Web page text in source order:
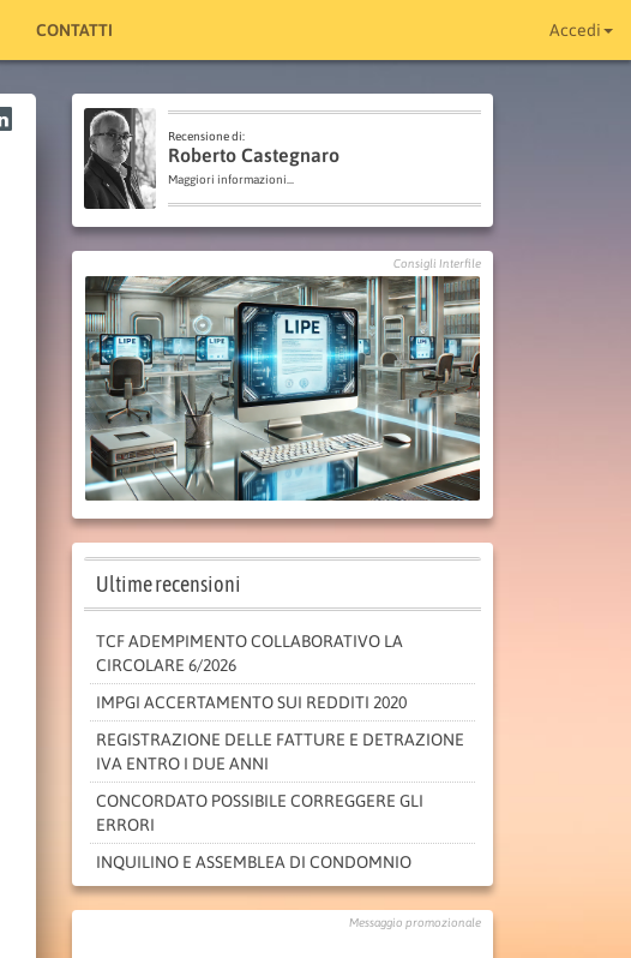
CONTATTI Accedi
Recensione di:
Roberto Castegnaro
Maggiori informazioni...
Consigli Interfile
Ultime recensioni
TCF ADEMPIMENTO COLLABORATIVO LA
CIRCOLARE 6/2026
IMPGI ACCERTAMENTO SUI REDDITI 2020
REGISTRAZIONE DELLE FATTURE E DETRAZIONE
IVA ENTRO I DUE ANNI
CONCORDATO POSSIBILE CORREGGERE GLI
ERRORI
INQUILINO E ASSEMBLEA DI CONDOMNIO
Messaggio promozionale